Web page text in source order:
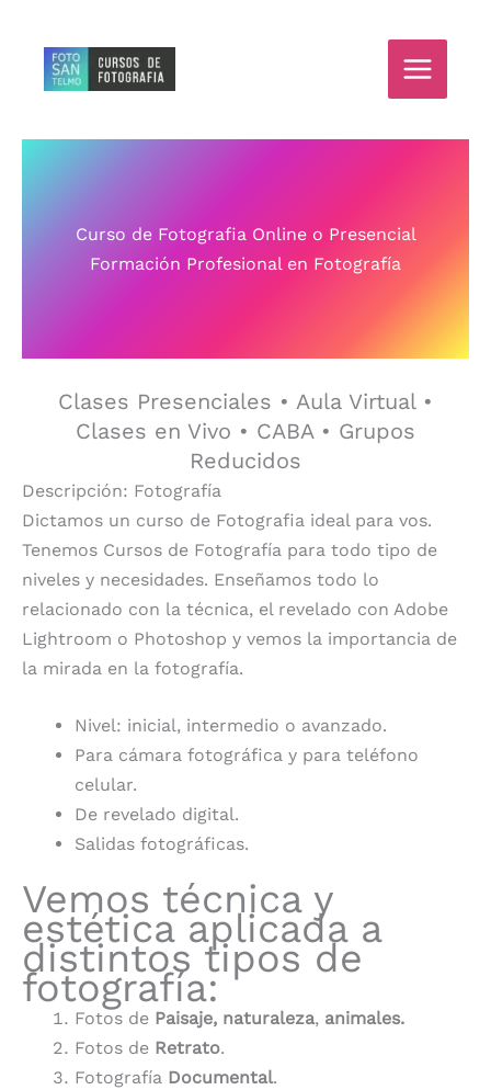
contenido
Curso de Fotografia Online o Presencial
Formación Profesional en Fotografía
Clases Presenciales • Aula Virtual •
Clases en Vivo • CABA • Grupos
Reducidos
Descripción: Fotografía
Dictamos un curso de Fotografia ideal para vos.
Tenemos Cursos de Fotografía para todo tipo de
niveles y necesidades. Enseñamos todo lo
relacionado con la técnica, el revelado con Adobe
Lightroom o Photoshop y vemos la importancia de
la mirada en la fotografía.
Nivel: inicial, intermedio o avanzado.
Para cámara fotográfica y para teléfono
celular.
De revelado digital.
Salidas fotográficas.
Vemos técnica y
estética aplicada a
distintos tipos de
fotografía:
Fotos de Paisaje, naturaleza, animales.
Fotos de Retrato.
Fotografía Documental.